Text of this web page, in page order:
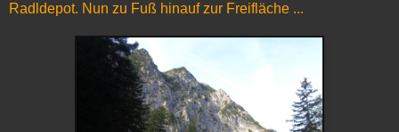
Radldepot. Nun zu Fuß hinauf zur Freifläche ...